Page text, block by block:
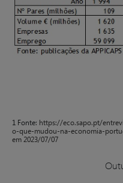
1 Fonte: https://eco.sapo.pt/
o-que-mudou-na-economia-
em 2023/07/07